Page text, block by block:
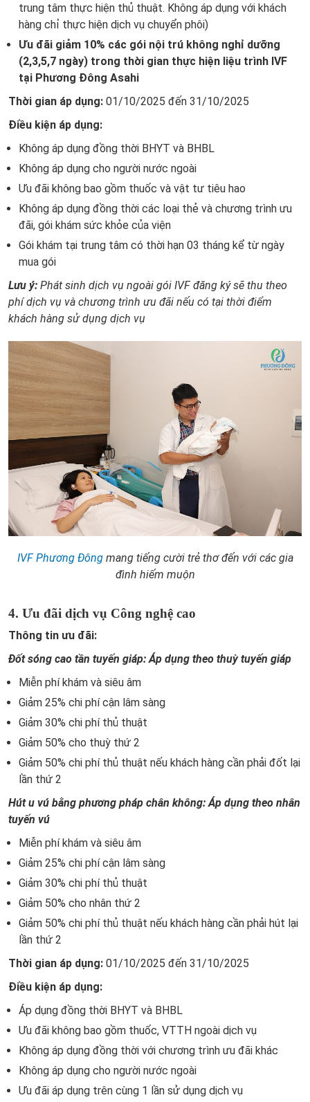
trung tâm thực hiện thủ thuật. Không áp dụng với khách
hàng chỉ thực hiện dịch vụ chuyển phôi)
Ưu đãi giảm 10% các gói nội trú không nghỉ dưỡng
(2,3,5,7 ngày) trong thời gian thực hiện liệu trình IVF
tại Phương Đông Asahi
Thời gian áp dụng: 01/10/2025 đến 31/10/2025
Điều kiện áp dụng:
Không áp dụng đồng thời BHYT và BHBL
Không áp dụng cho người nước ngoài
Ưu đãi không bao gồm thuốc và vật tư tiêu hao
Không áp dụng đồng thời các loại thẻ và chương trình ưu
đãi, gói khám sức khỏe của viện
Gói khám tại trung tâm có thời hạn 03 tháng kể từ ngày
mua gói
Lưu ý: Phát sinh dịch vụ ngoài gói IVF đăng ký sẽ thu theo
phí dịch vụ và chương trình ưu đãi nếu có tại thời điểm
khách hàng sử dụng dịch vụ
IVF Phương Đôngmang tiếng cười trẻ thơ đến với các gia
đình hiếm muộn
4. Ưu đãi dịch vụ Công nghệ cao
Thông tin ưu đãi:
Đốt sóng cao tần tuyến giáp: Áp dụng theo thuỳ tuyến giáp
Miễn phí khám và siêu âm
Giảm 25% chi phí cận lâm sàng
Giảm 30% chi phí thủ thuật
Giảm 50% cho thuỳ thứ 2
Giảm 50% chi phí thủ thuật nếu khách hàng cần phải đốt lại
lần thứ 2
Hút u vú bằng phương pháp chân không: Áp dụng theo nhân
tuyến vú
Miễn phí khám và siêu âm
Giảm 25% chi phí cận lâm sàng
Giảm 30% chi phí thủ thuật
Giảm 50% cho nhân thứ 2
Giảm 50% chi phí thủ thuật nếu khách hàng cần phải hút lại
lần thứ 2
Thời gian áp dụng: 01/10/2025 đến 31/10/2025
Điều kiện áp dụng:
Áp dụng đồng thời BHYT và BHBL
Ưu đãi không bao gồm thuốc, VTTH ngoài dịch vụ
Không áp dụng đồng thời với chương trình ưu đãi khác
Không áp dụng cho người nước ngoài
Ưu đãi áp dụng trên cùng 1 lần sử dụng dịch vụ